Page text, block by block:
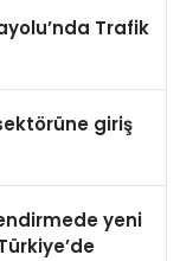
Trafik
giriş
yeni